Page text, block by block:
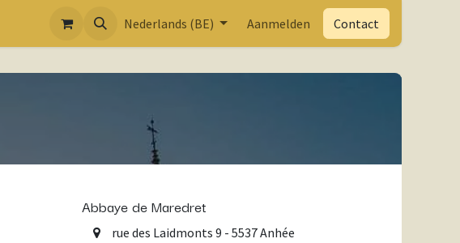
Nederlands (BE) Aanmelden Contact
Abbaye de Maredret
rue des Laidmonts 9 - 5537 Anhée